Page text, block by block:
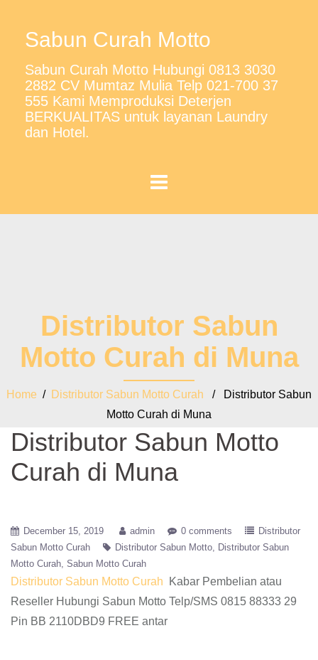
Sabun Curah Motto
Sabun Curah Motto Hubungi 0813 3030
2882 CV Mumtaz Mulia Telp 021-700 37
555 Kami Memproduksi Deterjen
BERKUALITAS untuk layanan Laundry
dan Hotel.
Distributor Sabun
Motto Curah di Muna
Home / Distributor Sabun Motto Curah / Distributor Sabun
Motto Curah di Muna
Distributor Sabun Motto
Curah di Muna
December 15, 2019 admin 0 comments
Distributor
Sabun Motto Curah
Distributor Sabun Motto
Distributor Sabun
Motto Curah Sabun Motto Curah
Distributor Sabun Motto Curah
Kabar Pembelian atau
Reseller Hubungi Sabun Motto Telp/SMS 0815 88333 29
Pin BB 2110DBD9 FREE antar